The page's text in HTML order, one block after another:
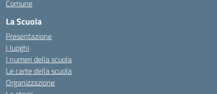
Comune
La Scuola
Presentazione
I luoghi
I numeri della scuola
Le carte della scuola
Organizzazione